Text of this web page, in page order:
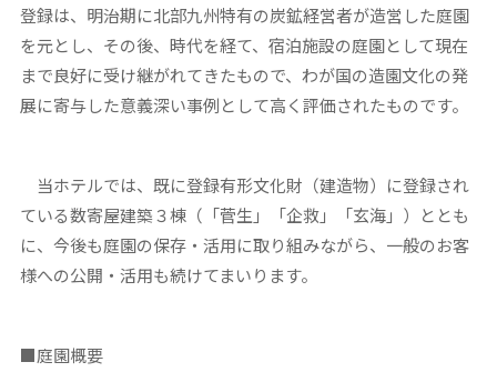
登録は、明治期に北部九州特有の炭鉱経営者が造営した庭園
を元とし、その後、時代を経て、宿泊施設の庭園として現在
まで良好に受け継がれてきたもので、わが国の造園文化の発
展に寄与した意義深い事例として高く評価されたものです。
当ホテルでは、既に登録有形文化財（建造物）に登録され
ている数寄屋建築３棟（「菅生」「企救」「玄海」）ととも
に、今後も庭園の保存・活用に取り組みながら、一般のお客
様への公開・活用も続けてまいります。
■庭園概要